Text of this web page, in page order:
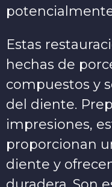
Estas
hechas de
compuestos y
del diente.
impresiones,
proporcionan
diente y